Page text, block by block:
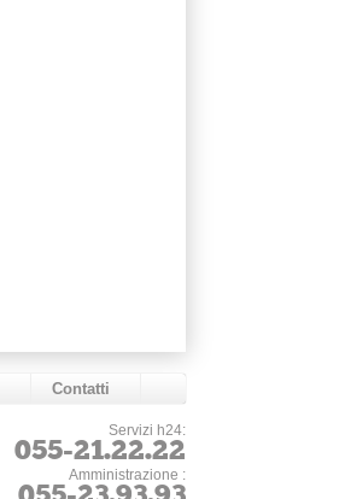
Contatti
Servizi h24:
055-21.22.22
Amministrazione :